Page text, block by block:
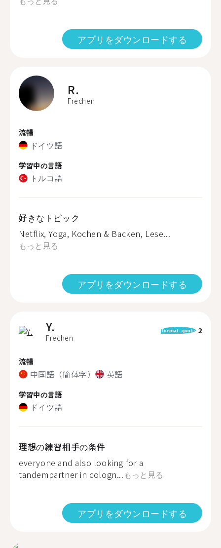
アプリをダウンロードする
R.
Frechen
流暢
ドイツ語
学習中の言語
トルコ語
好きなトピック
Netflix, Yoga, Kochen & Backen, Lese...
もっと見る
アプリをダウンロードする
Y.
Frechen
format_quote 2
流暢
中国語（簡体字） 英語
学習中の言語
ドイツ語
理想の練習相手の条件
everyone and also looking for a
tandempartner in cologn... もっと見る
アプリをダウンロードする